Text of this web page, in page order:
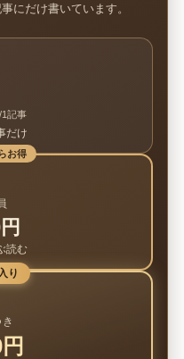
にだけ書いています。
記事
だけ
お得
読む
り